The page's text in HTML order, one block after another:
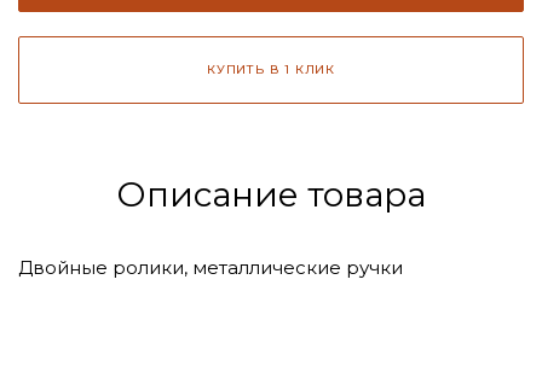
КУПИТЬ В 1 КЛИК
Описание товара
Двойные ролики, металлические ручки